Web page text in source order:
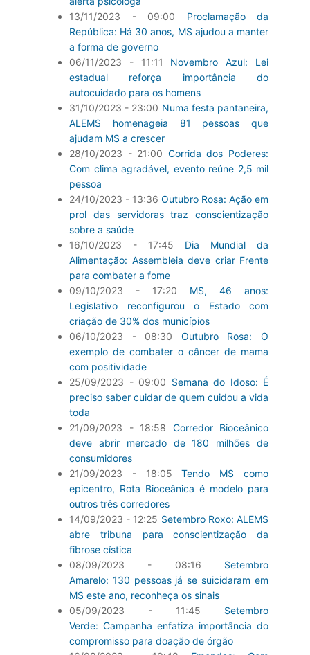
13/11/2023 - 09:00 Proclamação da
República: Há 30 anos, MS ajudou a manter
a forma de governo
06/11/2023 - 11:11 Novembro Azul: Lei
estadual reforça importância do
autocuidado para os homens
31/10/2023 - 23:00 Numa festa pantaneira,
ALEMS homenageia 81 pessoas que
ajudam MS a crescer
28/10/2023 - 21:00 Corrida dos Poderes:
Com clima agradável, evento reúne 2,5 mil
pessoa
24/10/2023 - 13:36 Outubro Rosa: Ação em
prol das servidoras traz conscientização
sobre a saúde
16/10/2023 - 17:45 Dia Mundial da
Alimentação: Assembleia deve criar Frente
para combater a fome
09/10/2023 - 17:20 MS, 46 anos:
Legislativo reconfigurou o Estado com
criação de 30% dos municípios
06/10/2023 - 08:30 Outubro Rosa: O
exemplo de combater o câncer de mama
com positividade
25/09/2023 - 09:00 Semana do Idoso: É
preciso saber cuidar de quem cuidou a vida
toda
21/09/2023 - 18:58 Corredor Bioceânico
deve abrir mercado de 180 milhões de
consumidores
21/09/2023 - 18:05Tendo MS como
epicentro, Rota Bioceânica é modelo para
outros três corredores
14/09/2023 - 12:25 Setembro Roxo: ALEMS
abre tribuna para conscientização da
fibrose cística
08/09/2023 - 08:16 Setembro
Amarelo: 130 pessoas já se suicidaram em
MS este ano, reconheça os sinais
05/09/2023 - 11:45 Setembro
Verde: Campanha enfatiza importância do
compromisso para doação de órgão